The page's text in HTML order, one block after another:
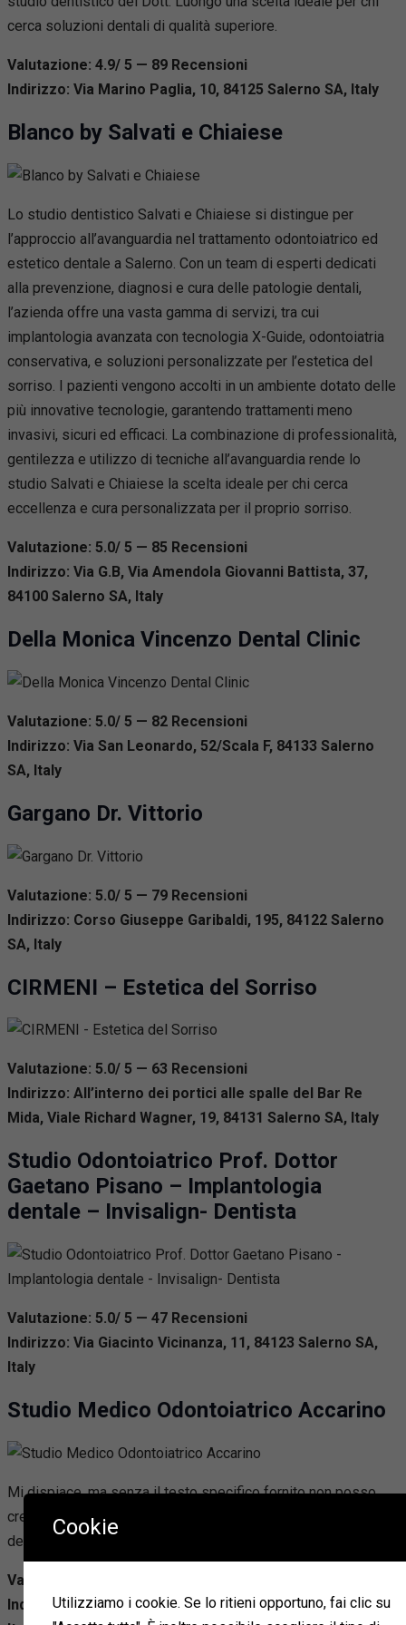
cerca soluzioni dentali di qualità superiore.
Valutazione: 4.9/ 5 — 89 Recensioni
Indirizzo: Via Marino Paglia, 10, 84125 Salerno SA, Italy
Blanco by Salvati e Chiaiese
Lo studio dentistico Salvati e Chiaiese si distingue per
l’approccio all’avanguardia nel trattamento odontoiatrico ed
estetico dentale a Salerno. Con un team di esperti dedicati
alla prevenzione, diagnosi e cura delle patologie dentali,
l’azienda offre una vasta gamma di servizi, tra cui
implantologia avanzata con tecnologia X-Guide, odontoiatria
conservativa, e soluzioni personalizzate per l’estetica del
sorriso. I pazienti vengono accolti in un ambiente dotato delle
più innovative tecnologie, garantendo trattamenti meno
invasivi, sicuri ed efficaci. La combinazione di professionalità,
gentilezza e utilizzo di tecniche all’avanguardia rende lo
studio Salvati e Chiaiese la scelta ideale per chi cerca
eccellenza e cura personalizzata per il proprio sorriso.
Valutazione: 5.0/ 5 — 85 Recensioni
Indirizzo: Via G.B, Via Amendola Giovanni Battista, 37,
84100 Salerno SA, Italy
Della Monica Vincenzo Dental Clinic
Valutazione: 5.0/ 5 — 82 Recensioni
Indirizzo: Via San Leonardo, 52/Scala F, 84133 Salerno
SA, Italy
Gargano Dr. Vittorio
Valutazione: 5.0/ 5 — 79 Recensioni
Indirizzo: Corso Giuseppe Garibaldi, 195, 84122 Salerno
SA, Italy
CIRMENI – Estetica del Sorriso
Valutazione: 5.0/ 5 — 63 Recensioni
Indirizzo: All’interno dei portici alle spalle del Bar Re
Mida, Viale Richard Wagner, 19, 84131 Salerno SA, Italy
Studio Odontoiatrico Prof. Dottor
Gaetano Pisano – Implantologia
dentale – Invisalign- Dentista
Valutazione: 5.0/ 5 — 47 Recensioni
Indirizzo: Via Giacinto Vicinanza, 11, 84123 Salerno SA,
Italy
Studio Medico Odontoiatrico Accarino
Mi dispiace, ma senza il testo specifico fornito non posso
creare una descrizione dell’azienda. Potresti fornire maggiori
dettagli o il testo a cui fai riferimento?
Valutazione: 5.0/ 5 — 40
Indirizzo: Corso Giuseppe Garibaldi, 8, 84123 Salerno SA,
Cookie
Utilizziamo i cookie. Se lo ritieni opportuno, fai clic su